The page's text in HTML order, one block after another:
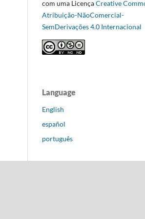
com uma LicençaCreative
Atribuição-NãoComercial-
SemDerivações 4.0 Internacional
Language
English
español
português